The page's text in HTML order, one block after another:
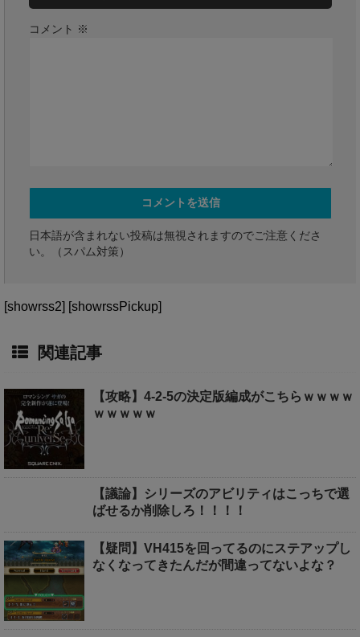
コメント ※
日本語が含まれない投稿は無視されますのでご注意くださ
い。（スパム対策）
[showrss2] [showrssPickup]
関連記事
【攻略】4-2-5の決定版編成がこちらｗｗｗｗ
ｗｗｗｗｗ
【議論】シリーズのアビリティはこっちで選
ばせるか削除しろ！！！！
【疑問】VH415を回ってるのにステアップし
なくなってきたんだが間違ってないよな？